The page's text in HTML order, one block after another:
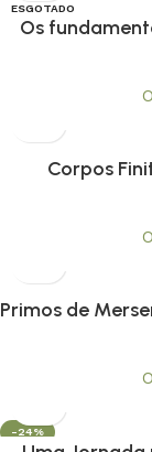
ESGOTADO
OFERTA
Os
Corpos
Primos de
-24%